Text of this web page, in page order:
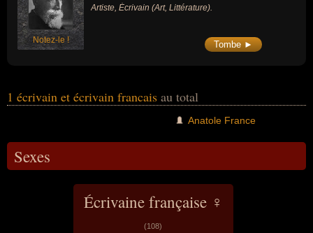
Notez-le !
Artiste, Écrivain (Art, Littérature).
Tombe ►
1 écrivain et écrivain francais au total
Anatole France
Sexes
Écrivaine française ♀
(108)